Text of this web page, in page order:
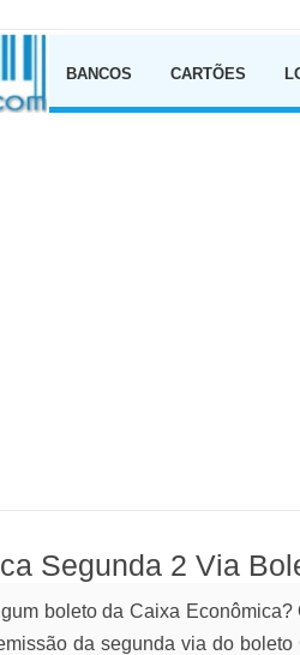
BANCOS
CARTÕES
Segunda 2 Via
boleto da Caixa
da segunda via do